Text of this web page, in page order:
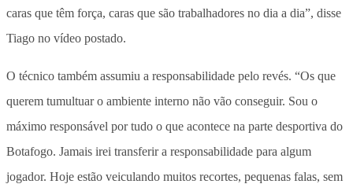
caras que têm força, caras que são trabalhadores no dia a dia”, disse
Tiago no vídeo postado.
O técnico também assumiu a responsabilidade pelo revés. “Os que
querem tumultuar o ambiente interno não vão conseguir. Sou o
máximo responsável por tudo o que acontece na parte desportiva do
Botafogo. Jamais irei transferir a responsabilidade para algum
jogador. Hoje estão veiculando muitos recortes, pequenas falas, sem